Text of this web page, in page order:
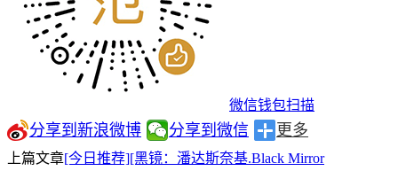
微信钱包扫描
分享到新浪微博 分享到微信 更多
上篇文章[今日推荐][黑镜：潘达斯奈基.Black Mirror